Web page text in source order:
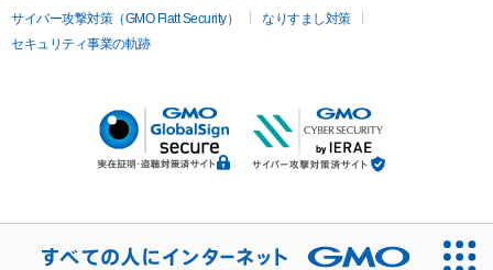
サイバー攻撃対策（GMO Flatt Security）
なりすまし対策
セキュリティ事業の軌跡